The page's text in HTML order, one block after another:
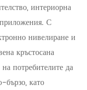
интериорна
С
нивелиране и
кръстосана
потребителите да
бързо, като